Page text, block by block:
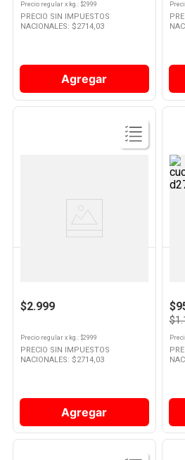
Precio regular x kg.: $2999
PRECIO SIN IMPUESTOS
NACIONALES: $2714,03
Agregar
Ver
Producto
$2.999
Precio regular x kg. : $2999
PRECIO SIN IMPUESTOS
NACIONALES: $2714,03
Agregar